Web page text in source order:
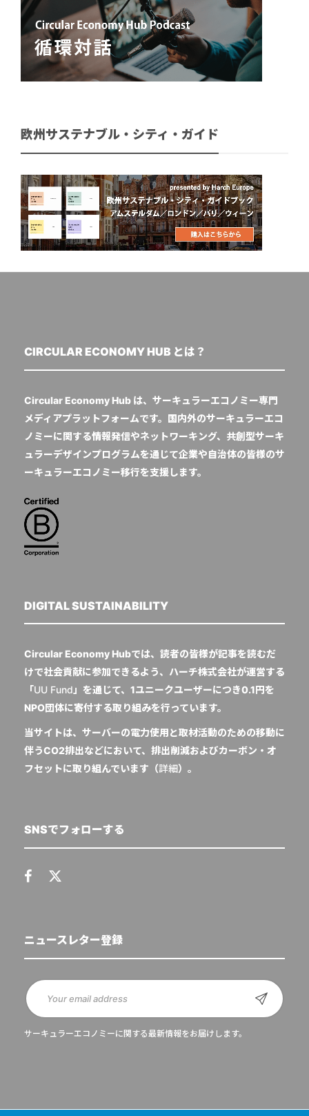
欧州サステナブル・シティ・ガイド
CIRCULAR ECONOMY HUB とは？
Circular Economy Hub は、サーキュラーエコノミー専門
メディアプラットフォームです。国内外のサーキュラーエコ
ノミーに関する情報発信やネットワーキング、共創型サーキ
ュラーデザインプログラムを通じて企業や自治体の皆様のサ
ーキュラーエコノミー移行を支援します。
DIGITAL SUSTAINABILITY
Circular Economy Hubでは、読者の皆様が記事を読むだ
けで社会貢献に参加できるよう、ハーチ株式会社が運営する
「UU Fund 」を通じて、1ユニークユーザーにつき0.1円を
NPO団体に寄付する取り組みを行っています。
当サイトは、サーバーの電力使用と取材活動のための移動に
伴うCO2排出などにおいて、排出削減およびカーボン・オ
フセットに取り組んでいます（詳細）。
SNSでフォローする
ニュースレター登録
サーキュラーエコノミーに関する最新情報をお届けします。